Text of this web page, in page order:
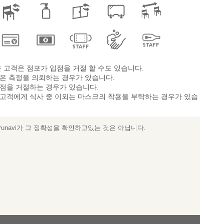
고객은 점포가 입점을 거절 할 수도 있습니다.
측정을 의뢰하는 경우가 있습니다.
을 거절하는 경우가 있습니다.
객에게 식사 중 이외는 마스크의 착용을 부탁하는 경우가 있습
가 그 정확성을 확인하고있는 것은 아닙니다.